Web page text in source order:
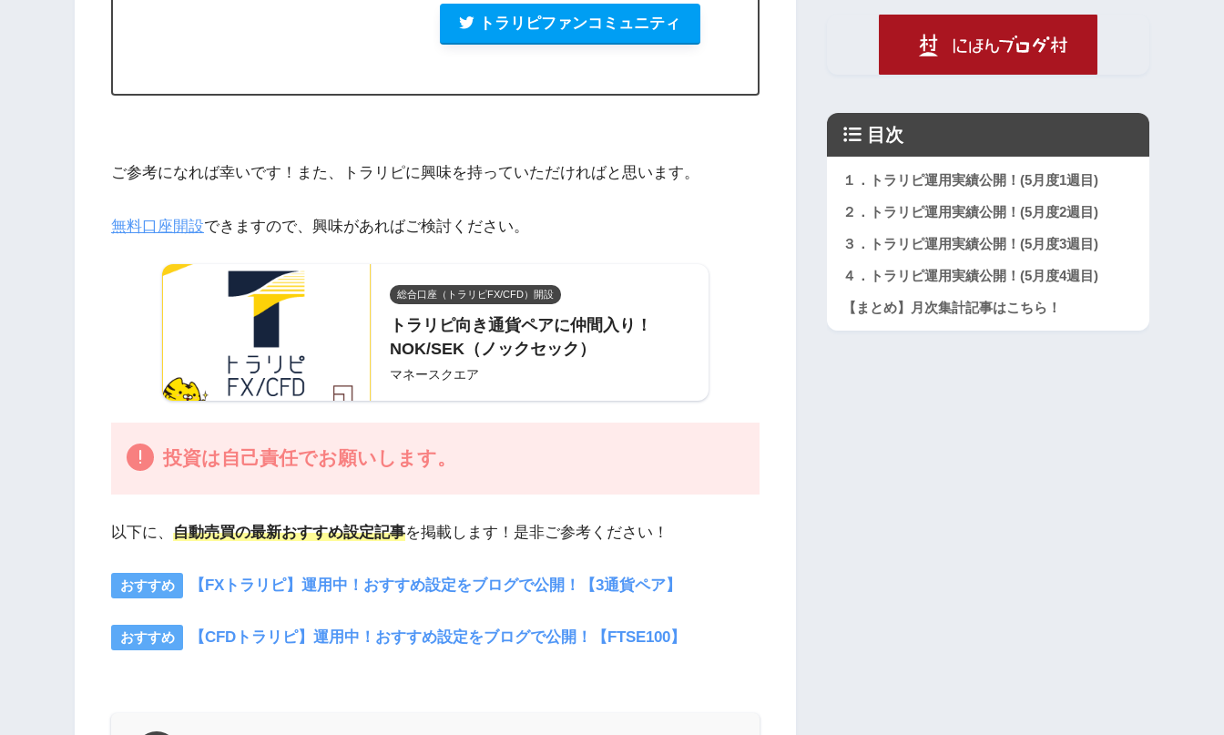
トラリピファンコミュニティ
ご参考になれば幸いです！また、トラリピに興味を持っていただければと思います。
無料口座開設できますので、興味があればご検討ください。
総合口座（トラリピFX/CFD）開設
トラリピ向き通貨ペアに仲間入り！
NOK/SEK（ノックセック）
マネースクエア
投資は自己責任でお願いします。
以下に、 自動売買の最新おすすめ設定記事を掲載します！是非ご参考ください！
【FXトラリピ】運用中！おすすめ設定をブログで公開！【3通貨ペア】
【CFDトラリピ】運用中！おすすめ設定をブログで公開！【FTSE100】
目次
１．トラリピ運用実績公開！(5月度1週目)
２．トラリピ運用実績公開！(5月度2週目)
３．トラリピ運用実績公開！(5月度3週目)
４．トラリピ運用実績公開！(5月度4週目)
【まとめ】月次集計記事はこちら！